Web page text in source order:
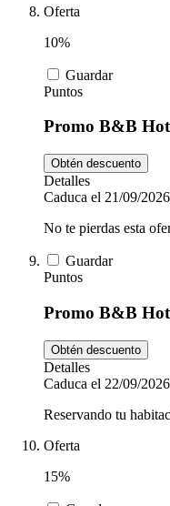
Oferta
10%
Guardar
Puntos
Promo B&B
Obtén descuento
Detalles
Caduca el 21/09/2026
No te pierdas esta
Guardar
Puntos
Promo B&B
Obtén descuento
Detalles
Caduca el 22/09/2026
Reservando tu
Oferta
15%